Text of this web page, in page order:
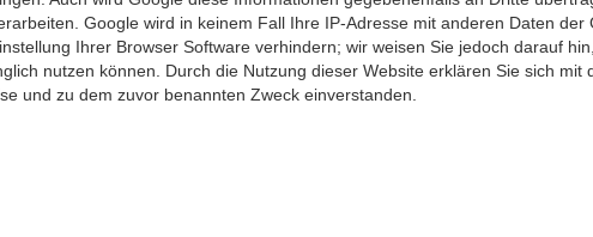
Google wird in keinem Fall Ihre IP-Adresse mit anderen Daten
Ihrer Browser Software verhindern; wir weisen Sie jedoch darauf
nutzen können. Durch die Nutzung dieser Website erklären Sie sich
und zu dem zuvor benannten Zweck einverstanden.